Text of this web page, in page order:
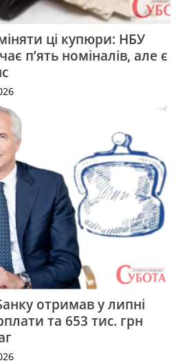
ці купюри: НБУ
п’ять номіналів, але є
отримав у липні
та 653 тис. грн